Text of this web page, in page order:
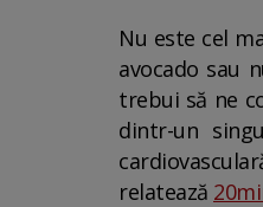
Nu este cel
avocado sau
trebui să ne
dintr-un
relatează